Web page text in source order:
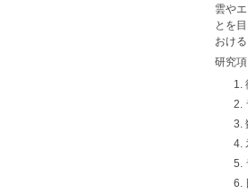
雲や
とを
おけ
研究